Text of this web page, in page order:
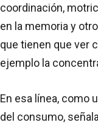
coordinación,
en la memoria y
que tienen que ver
ejemplo la
En esa línea, como
del consumo,